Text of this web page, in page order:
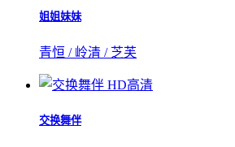
姐姐妹妹
青恒 / 岭清 / 芝芙
HD高清
交换舞伴